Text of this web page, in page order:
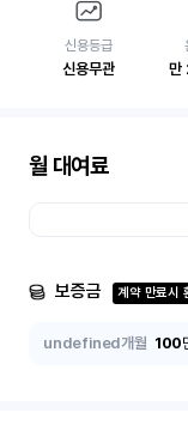
신용등급
신용무관 만
월 대여료
보증금 계약 만료시
undefined개월 100